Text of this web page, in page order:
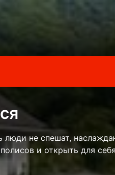
не спешат,
и открыть для